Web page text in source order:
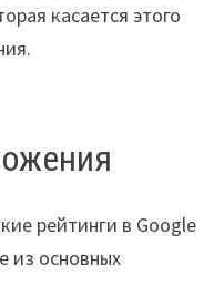
касается этого
рейтинги в Google
из основных